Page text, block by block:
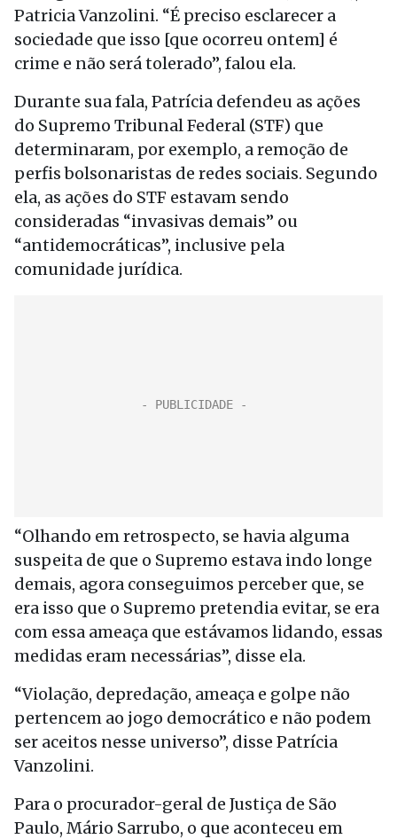
Patricia Vanzolini. “É preciso esclarecer a
sociedade que isso [que ocorreu ontem] é
crime e não será tolerado”, falou ela.
Durante sua fala, Patrícia defendeu as ações
do Supremo Tribunal Federal (STF) que
determinaram, por exemplo, a remoção de
perfis bolsonaristas de redes sociais. Segundo
ela, as ações do STF estavam sendo
consideradas “invasivas demais” ou
“antidemocráticas”, inclusive pela
comunidade jurídica.
“Olhando em retrospecto, se havia alguma
suspeita de que o Supremo estava indo longe
demais, agora conseguimos perceber que, se
era isso que o Supremo pretendia evitar, se era
com essa ameaça que estávamos lidando, essas
medidas eram necessárias”, disse ela.
“Violação, depredação, ameaça e golpe não
pertencem ao jogo democrático e não podem
ser aceitos nesse universo”, disse Patrícia
Vanzolini.
Para o procurador-geral de Justiça de São
Paulo, Mário Sarrubo, o que aconteceu em